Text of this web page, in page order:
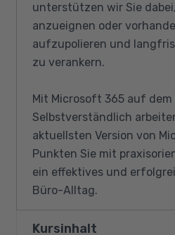
unterstützen wir Sie
anzueignen oder
aufzupolieren und
zu verankern.
Mit Microsoft 365 auf
Selbstverständlich
aktuellsten Version von
Punkten Sie mit
ein effektives und
Büro-Alltag.
Kursinhalt